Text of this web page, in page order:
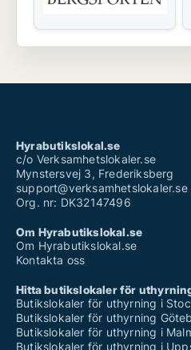
Hyrabutikslokal.se
c/o Verksamhetslokaler.se
Mynstersvej 3, Frederiksberg
support@verksamhetslokaler.se
Org. nr: DK32147496
Om Hyrabutikslokal.se
Om Hyrabutikslokal.se
Kontakta oss
Hitta butikslokaler för
Butikslokaler för uthyrning i
Butikslokaler för uthyrning
Butikslokaler för uthyrning i
Butikslokaler för uthyrning i